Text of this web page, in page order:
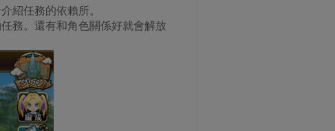
紹任務的依賴所。
務。還有和角色關係好就會解放